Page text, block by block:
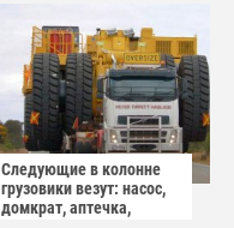
Следующие в колонне
грузовики везут: насос,
домкрат, аптечка,